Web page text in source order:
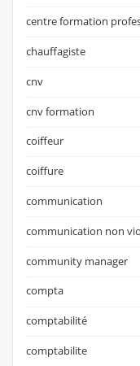
centre formation
chauffagiste
cnv
cnv formation
coiffeur
coiffure
communication
communication non
community manager
compta
comptabilité
comptabilite